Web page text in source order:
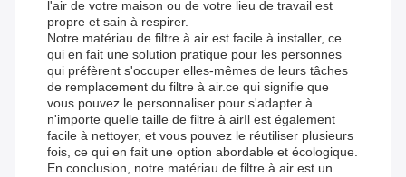
l'air de votre maison ou de votre lieu de travail est
propre et sain à respirer.
Notre matériau de filtre à air est facile à installer, ce
qui en fait une solution pratique pour les personnes
qui préfèrent s'occuper elles-mêmes de leurs tâches
de remplacement du filtre à air.ce qui signifie que
vous pouvez le personnaliser pour s'adapter à
n'importe quelle taille de filtre à airIl est également
facile à nettoyer, et vous pouvez le réutiliser plusieurs
fois, ce qui en fait une option abordable et écologique.
En conclusion, notre matériau de filtre à air est un